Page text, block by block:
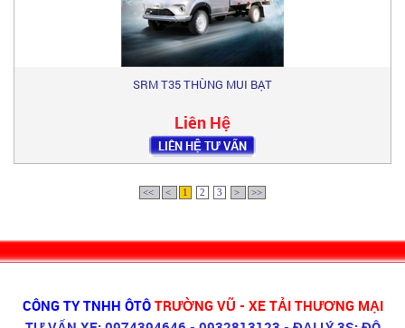
SRM T35 THÙNG MUI BẠT
Liên Hệ
LIÊN HỆ TƯ VẤN
<< < 1 2 3 > >>
CÔNG TY TNHH ÔTÔ TRƯỜNG VŨ - XE TẢI THƯƠNG MẠI